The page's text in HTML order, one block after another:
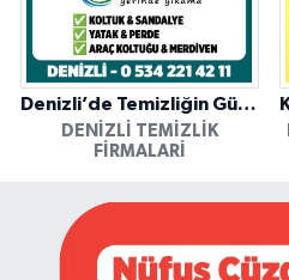
Denizli’de Temizliğin Güvenilir Adresi: Özkan Yerinde Yıkama
DENIZLI TEMIZLIK
FIRMALARI